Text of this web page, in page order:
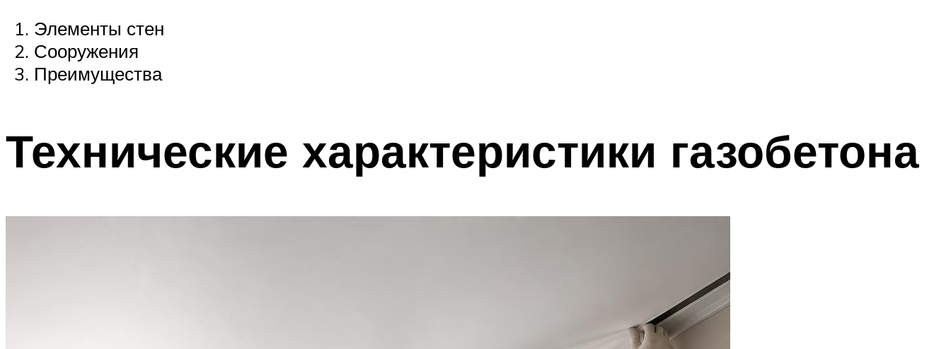
Элементы стен
Сооружения
Преимущества
Технические характеристики газобетона